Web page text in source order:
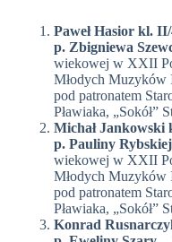
Paweł Hasior kl.
p. Zbigniewa
wiekowej w XXII
Młodych Muzyków
pod patronatem
Pławiaka, „Sokół”
Michał Jankowski
p. Pauliny
wiekowej w XXII
Młodych Muzyków
pod patronatem
Pławiaka, „Sokół”
Konrad